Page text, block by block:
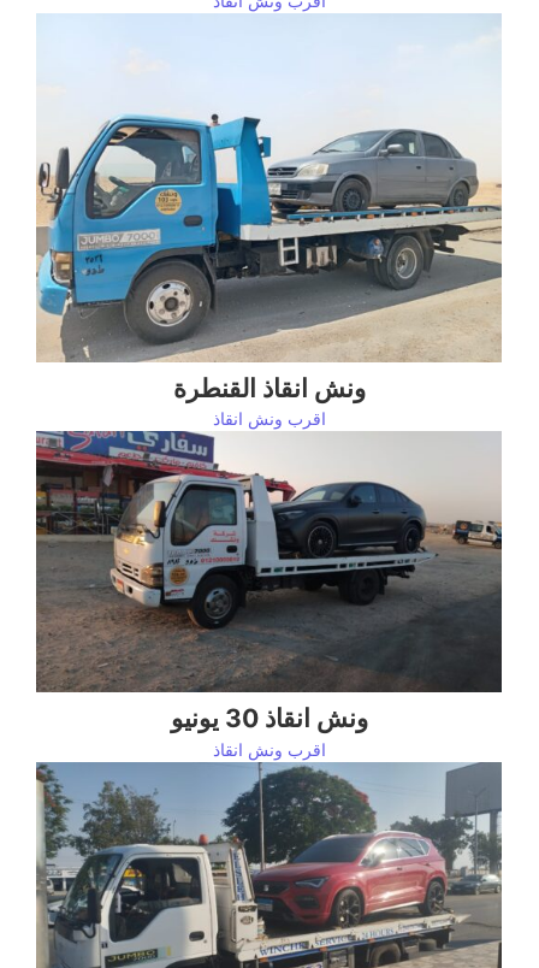
ونش انقاذ القنطرة
اقرب ونش انقاذ
ونش انقاذ 30 يونيو
اقرب ونش انقاذ